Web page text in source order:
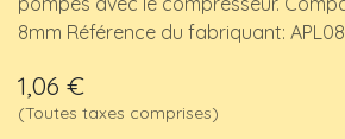
8mm Référence du fabriquant:
1,06 €
(Toutes taxes comprises)